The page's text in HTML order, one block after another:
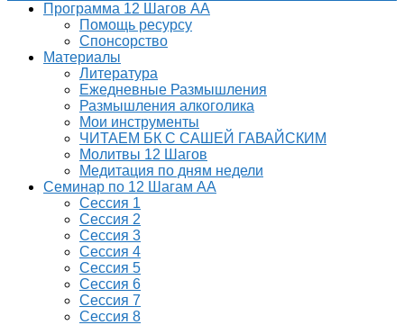
Программа 12 Шагов АА
Помощь ресурсу
Спонсорство
Материалы
Литература
Ежедневные Размышления
Размышления алкоголика
Мои инструменты
ЧИТАЕМ БК С САШЕЙ ГАВАЙСКИМ
Молитвы 12 Шагов
Медитация по дням недели
Семинар по 12 Шагам АА
Сессия 1
Сессия 2
Сессия 3
Сессия 4
Сессия 5
Сессия 6
Сессия 7
Сессия 8